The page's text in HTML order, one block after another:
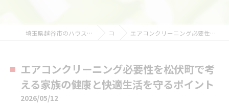
埼玉県越谷市のハウスクリーニングならおそうじ革命越谷大袋店 コラム エアコンクリーニング必要性を松伏町で考える家族の健康と快適生活を守るポイント
エアコンクリーニング必要性を松伏町で考
える家族の健康と快適生活を守るポイント
2026/05/12